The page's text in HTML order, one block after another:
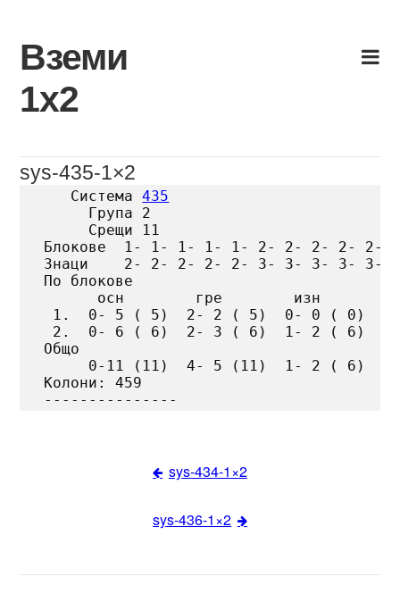
content
Вземи
1х2
sys-435-1×2
   Система
435
     Група 2
     Срещи 11
Блокове  1- 1- 1- 1- 1- 2- 2- 2- 2- 2-
Знаци    2- 2- 2- 2- 2- 3- 3- 3- 3- 3-
По блокове
      осн        гре        изн
1.  0- 5 ( 5)  2- 2 ( 5)  0- 0 ( 0)
2.  0- 6 ( 6)  2- 3 ( 6)  1- 2 ( 6)
Общо
     0-11 (11)  4- 5 (11)  1- 2 ( 6)
Колони: 459
sys-434-1×2
sys-436-1×2